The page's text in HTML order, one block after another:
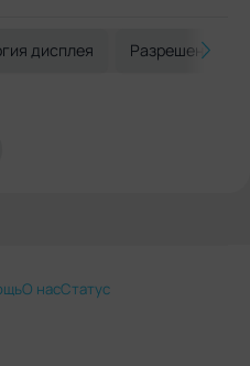
дисплея Разрешение и
О насСтатус